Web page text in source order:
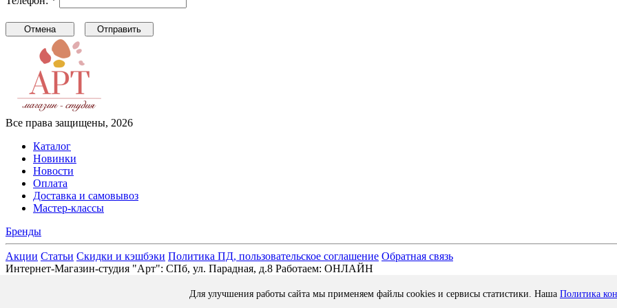
Все права защищены, 2026
Каталог
Новинки
Новости
Оплата
Доставка и самовывоз
Мастер-классы
Бренды
Акции Статьи Скидки и кэшбэки Политика ПД, пользовательское соглашение Обратная связь
Интернет-Магазин-студия "Арт": СПб, ул. Парадная, д.8 Работаем: ОНЛАЙН
Для улучшения работы сайта мы применяем файлы cookies и сервисы статистики. Наша Политика